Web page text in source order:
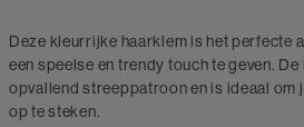
Deze kleurrijke haarklem is het perfecte
een speelse en trendy touch te geven. De
opvallend streeppatroon en is ideaal om
op te steken.